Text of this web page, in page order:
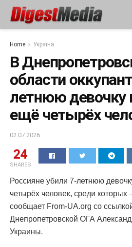
Home Україна
В
области
летнюю девочку
ещё четырёх
02.07.2026
24
SHARES
Россияне убили 7-летнюю
четырёх человек, среди
сообщает From-UA.org со
Днепропетровской ОГА
Украины.